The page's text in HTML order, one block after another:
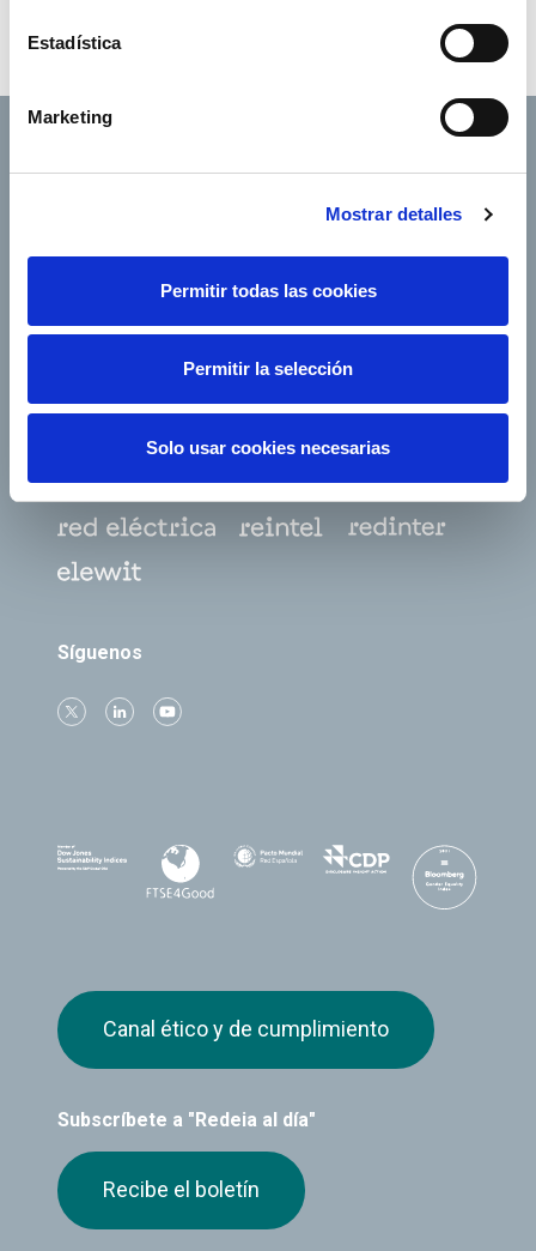
Estadística
Marketing
Mostrar detalles
Permitir todas las cookies
Permitir la selección
Solo usar cookies necesarias
Informe de cuentas 2013
Junta de Accionistas
Proveedores
e-Factura
Contacto
Empresas del grupo
Síguenos
Subscríbete a "Redeia al día"
Recibe el boletín
Canal ético y de cumplimiento